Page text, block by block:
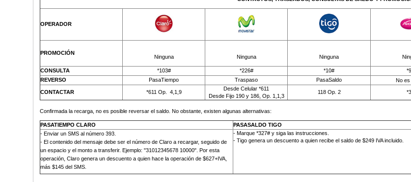
OPERADOR
PROMOCIÓN
Ninguna Ninguna Ninguna
CONSULTA *103# *226# *10#
REVERSO
PasaTiempo Traspaso PasaSaldo No es
CONTACTAR *611 Op. 4,1,9
Desde Celular *611
Desde Fijo 190 y 186, Op. 1,1,3
118 Op. 2
Confirmada la recarga, no es posible reversar el saldo. No obstante, existen algunas alternativas:
PASATIEMPO CLARO PASASALDO TIGO
-Enviar un SMS al número 393
- El contenido del mensaje debe ser el número de Claro a recargar, seguido de
un espacio y el monto a transferir. Ejemplo: "31012345678 10000". Por esta
operación, Claro genera un descuento a quien hace la operación de $627+IVA,
más$145 del SMS
- Marque *327# y siga las instrucciones.
- Tigo genera un descuento a quien recibe el saldo de $249 IVA incluido.